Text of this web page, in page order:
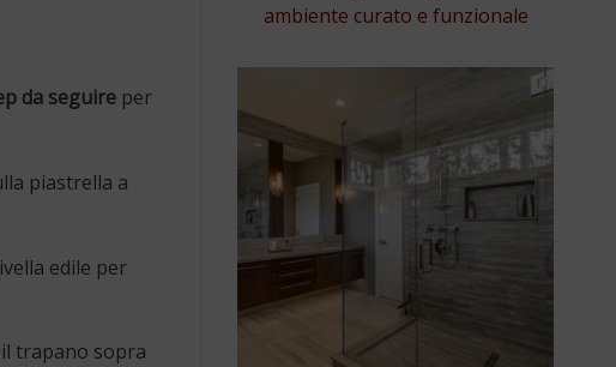
da seguire per
piastrella a
edile per
trapano sopra
ambiente curato e funzionale